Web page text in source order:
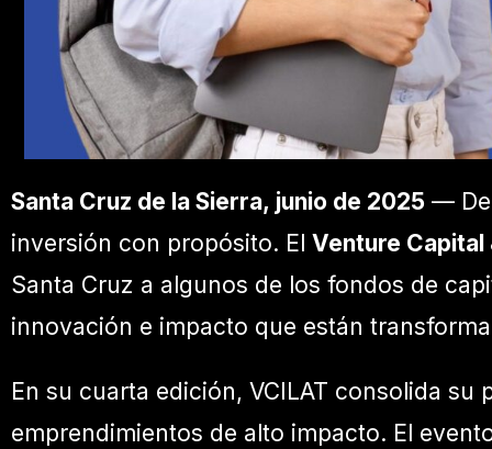
Santa Cruz de la Sierra, junio de 2025 —
inversión con propósito. El Venture Capital
Santa Cruz a algunos de los fondos de
innovación e impacto que están
En su cuarta edición, VCILAT consolida
emprendimientos de alto impacto. El